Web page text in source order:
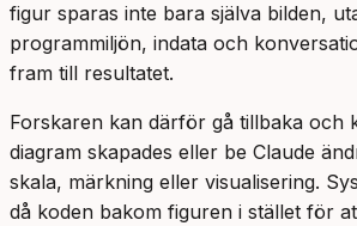
figur sparas inte bara själva bilden,
programmiljön, indata och
fram till resultatet.
Forskaren kan därför gå tillbaka och
diagram skapades eller be Claude
skala, märkning eller visualisering.
då koden bakom figuren i stället för